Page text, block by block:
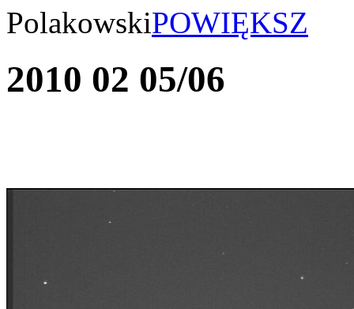
PolakowskiPOWIĘKSZ
2010 02 05/06